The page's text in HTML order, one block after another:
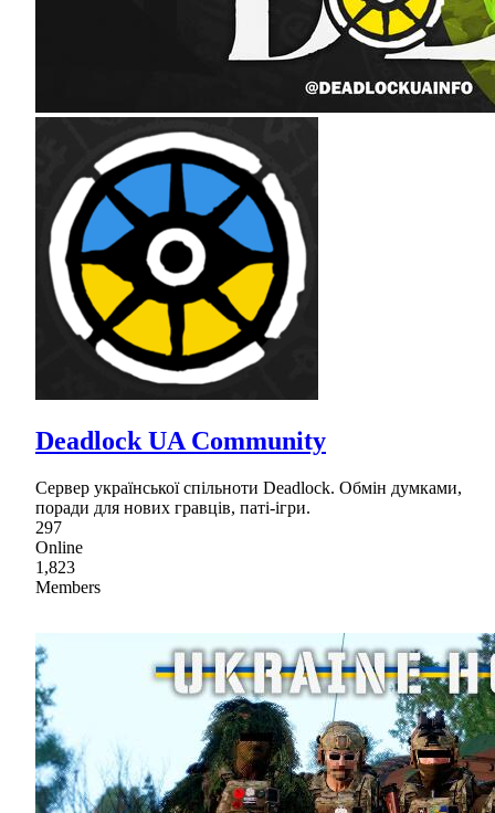
Deadlock UA Community
Сервер української спільноти Deadlock. Обмін думками,
поради для нових гравців, паті-ігри.
297
Online
1,823
Members